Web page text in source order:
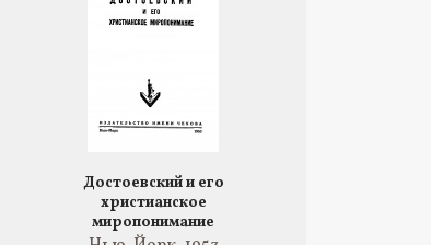
Достоевский и его
христианское
миропонимание